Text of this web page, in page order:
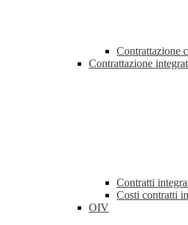
Contrattazione
Contrattazione
Contratti
Costi contratti
OIV